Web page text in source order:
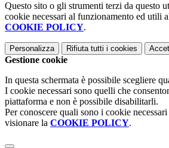
Questo sito o gli strumenti terzi da questo
cookie necessari al funzionamento ed utili
COOKIE POLICY.
Personalizza Rifiuta tutti i cookies
Gestione cookie
In questa schermata è possibile scegliere
I cookie necessari sono quelli che
piattaforma e non è possibile disabilitarli.
Per conoscere quali sono i cookie
visionare la COOKIE POLICY.